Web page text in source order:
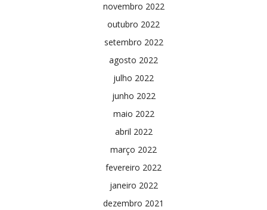
novembro 2022
outubro 2022
setembro 2022
agosto 2022
julho 2022
junho 2022
maio 2022
abril 2022
março 2022
fevereiro 2022
janeiro 2022
dezembro 2021